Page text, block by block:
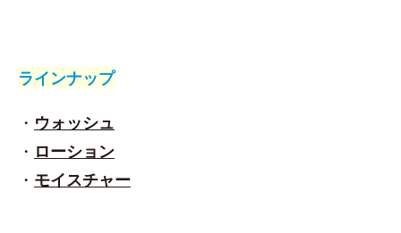
ラインナップ
・ ウォッシュ
・ ローション
・ モイスチャー